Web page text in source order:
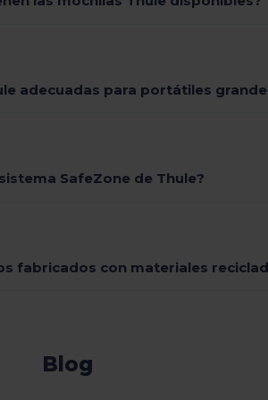
adecuadas para portátiles
SafeZone de Thule?
fabricados con materiales
Blog